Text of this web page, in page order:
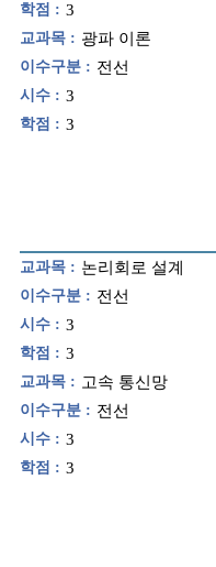
학점 : 3
교과목 : 광파 이론
이수구분 : 전선
시수 : 3
학점 : 3
교과목 : 논리회로 설계
이수구분 : 전선
시수 : 3
학점 : 3
교과목 : 고속 통신망
이수구분 : 전선
시수 : 3
학점 : 3